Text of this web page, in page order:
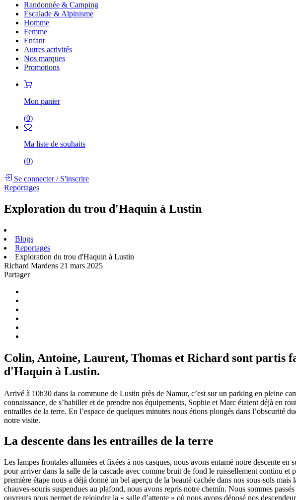
Randonnée & Camping
Escalade & Alpinisme
Homme
Femme
Enfant
Autres activités
Nos marques
Promotions
Mon panier
(0)
Ma liste de souhaits
(0)
Se connecter/S'inscrire
Reportages
Exploration du trou d'Haquin à Lustin
Blogs
Reportages
Exploration du trou d'Haquin à Lustin
Richard Mardens 21 mars 2025
Partager
Colin, Antoine, Laurent, Thomas et Richard sont partis
d'Haquin à Lustin.
Arrivé à 10h30 dans la commune de Lustin près de Namur, c’est sur un parking en pleine
connaissance, de s’habiller et de prendre nos équipements, Sophie et Marc étaient déjà en
entrailles de la terre. En l’espace de quelques minutes nous étions plongés dans
notre visite.
La descente dans les entrailles de la terre
Les lampes frontales allumées et fixées à nos casques, nous avons entamé notre descente
pour arriver dans la salle de la cascade avec comme bruit de fond le ruissellement continu
première étape nous a déjà donné un bel aperçu de la beauté cachée dans nos sous-sols
chauves-souris suspendues au plafond, nous avons repris notre chemin. Nous sommes
ouvreurs nous permet de rejoindre la « salle d’attente » où nous avons déposé nos